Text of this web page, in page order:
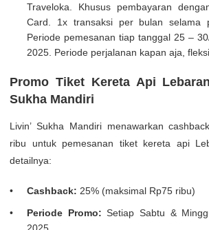
Traveloka. Khusus pembayaran
Card. 1x transaksi per bulan selama
Periode pemesanan tiap tanggal 25 –
2025. Periode perjalanan kapan aja,
Promo Tiket Kereta Api
Sukha Mandiri
Livin’ Sukha Mandiri menawarkan
ribu untuk pemesanan tiket kereta api
detailnya:
Cashback: 25% (maksimal Rp75 ribu)
Periode Promo: Setiap Sabtu &